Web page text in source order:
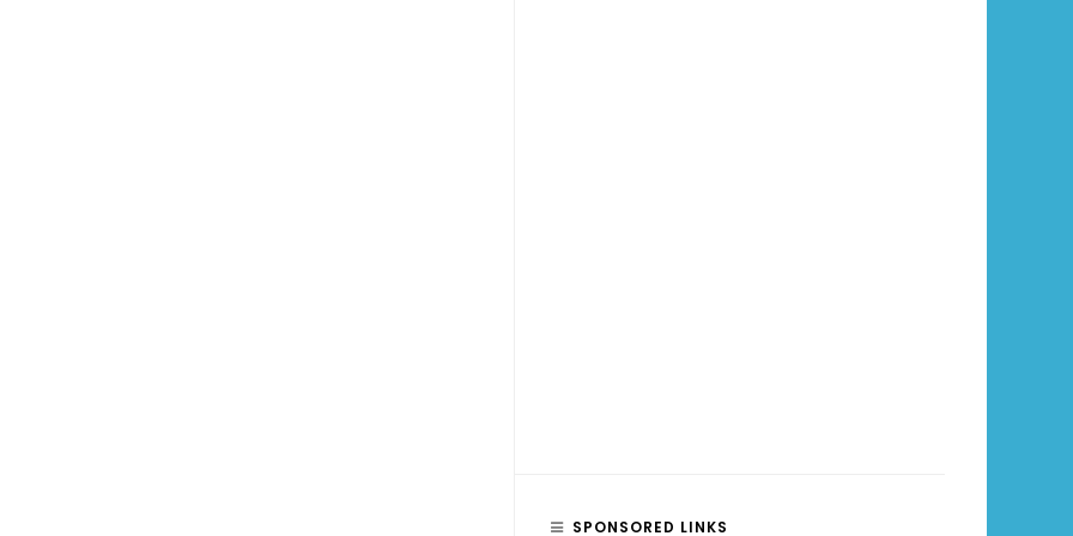
SPONSORED LINKS